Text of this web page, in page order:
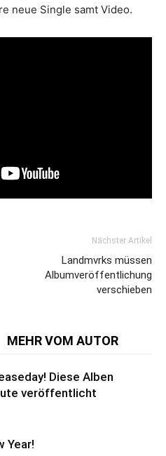
neue Single samt Video.
Nächster Artikel
Landmvrks müssen
Albumveröffentlichung
verschieben
MEHR VOM AUTOR
Diese Alben
veröffentlicht
Year!